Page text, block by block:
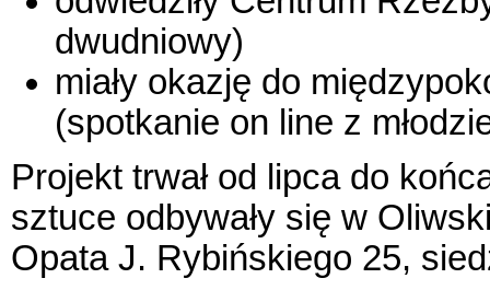
dwudniowy)
miały okazję do
(spotkanie on line z
Projekt trwał od lipca do
sztuce odbywały się w
Opata J. Rybińskiego 25,